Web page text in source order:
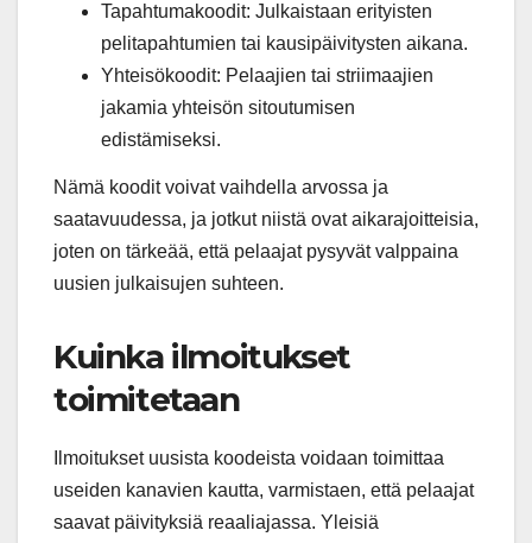
Tapahtumakoodit: Julkaistaan erityisten
pelitapahtumien tai kausipäivitysten aikana.
Yhteisökoodit: Pelaajien tai striimaajien
jakamia yhteisön sitoutumisen
edistämiseksi.
Nämä koodit voivat vaihdella arvossa ja
saatavuudessa, ja jotkut niistä ovat aikarajoitteisia,
joten on tärkeää, että pelaajat pysyvät valppaina
uusien julkaisujen suhteen.
Kuinka ilmoitukset
toimitetaan
Ilmoitukset uusista koodeista voidaan toimittaa
useiden kanavien kautta, varmistaen, että pelaajat
saavat päivityksiä reaaliajassa. Yleisiä